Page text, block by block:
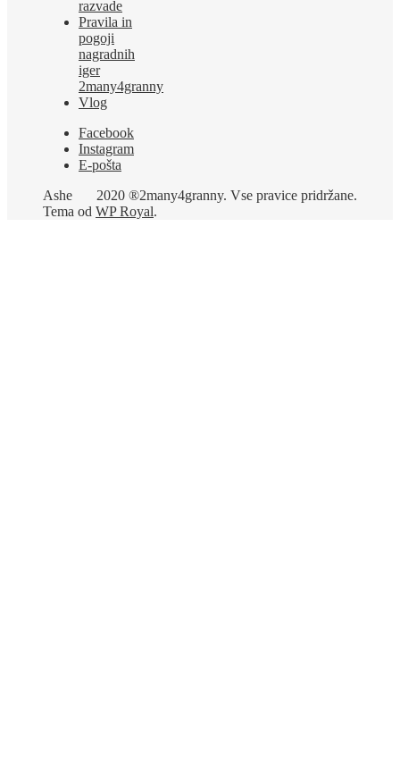
razvade
Pravila in
pogoji
nagradnih
iger
2many4granny
Vlog
Facebook
Instagram
E-pošta
2020 ®2many4granny. Vse pravice pridržane.
Ashe
Tema od WP Royal.